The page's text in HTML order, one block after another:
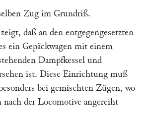
Zug im Grundriß.
daß an den entgegengesetzten
ein Gepäckwagen mit einem
Dampfkessel und
ist. Diese Einrichtung muß
bei gemischten Zügen, wo
nach der Locomotive angereiht